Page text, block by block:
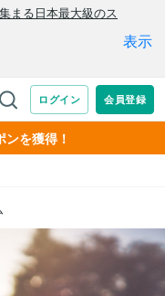
を獲得！